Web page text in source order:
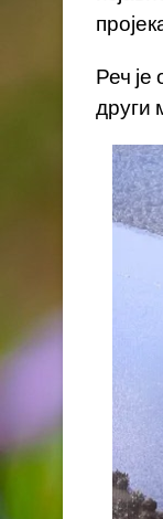
Реч
други